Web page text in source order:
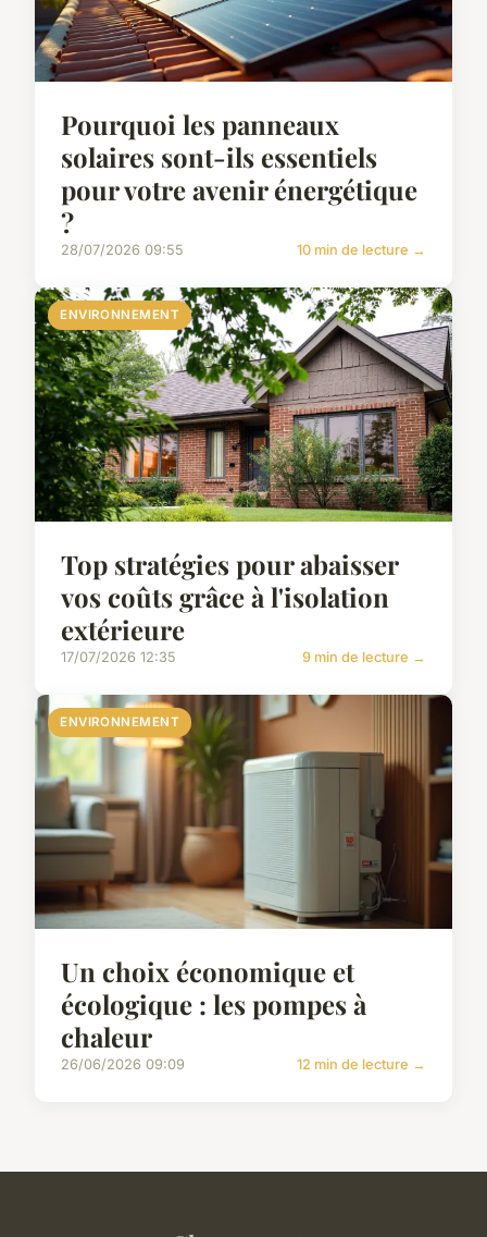
Pourquoi les panneaux
solaires sont-ils essentiels
pour votre avenir énergétique
?
28/07/2026 09:55 10 min de lecture →
ENVIRONNEMENT
Top stratégies pour abaisser
vos coûts grâce à l'isolation
extérieure
17/07/2026 12:35 9 min de lecture →
ENVIRONNEMENT
Un choix économique et
écologique : les pompes à
chaleur
26/06/2026 09:09 12 min de lecture →